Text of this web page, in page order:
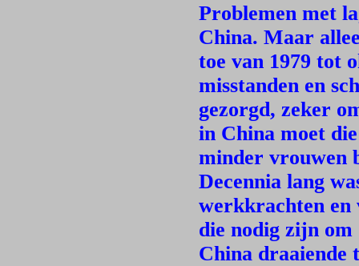
Problemen met
China. Maar
toe van 1979 tot
misstanden en
gezorgd, zeker
in China moet
minder vrouwen
Decennia lang
werkkrachten en
die nodig zijn om
China draaiende